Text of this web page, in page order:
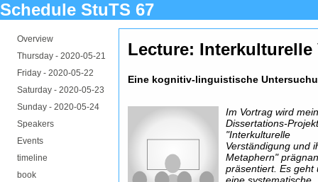
Schedule StuTS 67
Overview
Thursday - 2020-05-21
Friday - 2020-05-22
Saturday - 2020-05-23
Sunday - 2020-05-24
Speakers
Events
timeline
book
Lecture:
Eine kognitiv-linguistische
Im Vortrag wird
Dissertations-
"Interkulturelle
Verständigung und
Metaphern"
präsentiert. Es geht